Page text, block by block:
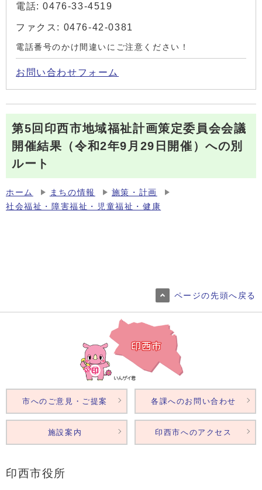
電話: 0476-33-4519
ファクス: 0476-42-0381
電話番号のかけ間違いにご注意ください！
お問い合わせフォーム
第5回印西市地域福祉計画策定委員会会議
開催結果（令和2年9月29日開催）への別
ルート
ホーム まちの情報
施策・計画
社会福祉・障害福祉・児童福祉・健康
ページの先頭へ戻る
印西市役所
市へのご意見・ご提案 各課へのお問い合わせ
施設案内 印西市へのアクセス